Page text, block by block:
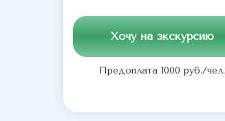
Предоплата 1000 руб./чел.
Хочу на экскурсию